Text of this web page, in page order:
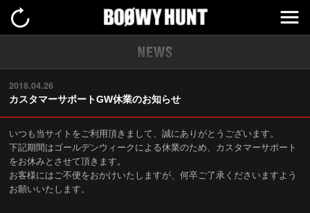
2018.04.26
カスタマーサポートGW休業のお知らせ
いつも当サイトをご利用頂きまして、誠にありがとうございます。
下記期間はゴールデンウィークによる休業のため、カスタマーサポート
をお休みとさせて頂きます。
お客様にはご不便をおかけいたしますが、何卒ご了承くださいますよう
お願いいたします。